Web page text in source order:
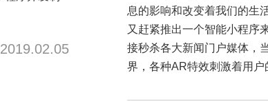
2019.02.05
息的影响和改变着我们的生
又赶紧推出一个智能小程序
接秒杀各大新闻门户媒体，
界，各种AR特效刺激着用户